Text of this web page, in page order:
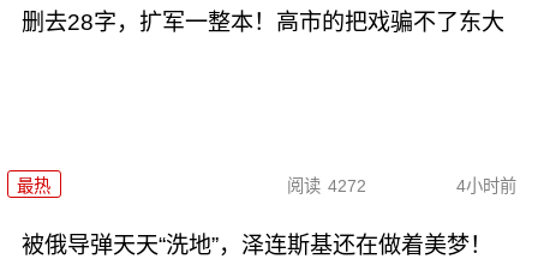
删去28字，扩军一整本！高市的把戏骗不了东大
最热 阅读 4272 4小时前
被俄导弹天天“洗地”，泽连斯基还在做着美梦！